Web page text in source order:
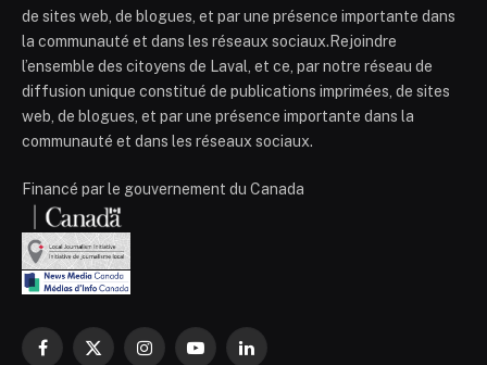
de sites web, de blogues, et par une présence importante dans
la communauté et dans les réseaux sociaux.Rejoindre
l’ensemble des citoyens de Laval, et ce, par notre réseau de
diffusion unique constitué de publications imprimées, de sites
web, de blogues, et par une présence importante dans la
communauté et dans les réseaux sociaux.
Financé par le gouvernement du Canada
Facebook
X
InstagramYouTubeLinkedIn